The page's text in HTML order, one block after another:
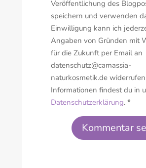
Veröffentlichung des
speichern und verwenden
Einwilligung kann ich
Angaben von Gründen mit
für die Zukunft per Email an
datenschutz@camassia-
naturkosmetik.de
Informationen findest du in
Datenschutzerklärung. *
Kommentar